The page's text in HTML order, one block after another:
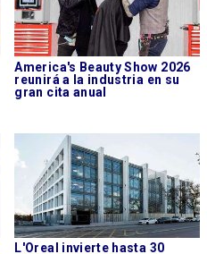
America's Beauty Show 2026
reunirá a la industria en su
gran cita anual
L'Oreal invierte hasta 30